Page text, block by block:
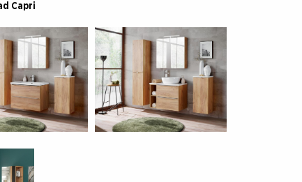
Capri